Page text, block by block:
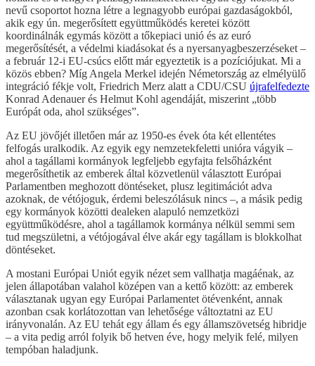
nevű csoportot hozna létre a legnagyobb európai gazdaságokból,
akik egy ún. megerősített együttműködés keretei között
koordinálnák egymás között a tőkepiaci unió és az euró
megerősítését, a védelmi kiadásokat és a nyersanyagbeszerzéseket –
a február 12-i EU-csúcs előtt már egyeztetik is a pozíciójukat. Mi a
közös ebben? Míg Angela Merkel idején Németország az elmélyülő
integráció fékje volt, Friedrich Merz alatt a CDU/CSU újrafelfedezte
Konrad Adenauer és Helmut Kohl agendáját, miszerint „több
Európát oda, ahol szükséges”.
Az EU jövőjét illetően már az 1950-es évek óta két ellentétes
felfogás uralkodik. Az egyik egy nemzetekfeletti unióra vágyik –
ahol a tagállami kormányok legfeljebb egyfajta felsőházként
megerősíthetik az emberek által közvetlenül választott Európai
Parlamentben meghozott döntéseket, plusz legitimációt adva
azoknak, de vétójoguk, érdemi beleszólásuk nincs –, a másik pedig
egy kormányok közötti dealeken alapuló nemzetközi
együttműködésre, ahol a tagállamok kormánya nélkül semmi sem
tud megszületni, a vétójogával élve akár egy tagállam is blokkolhat
döntéseket.
A mostani Európai Uniót egyik nézet sem vallhatja magáénak, az
jelen állapotában valahol középen van a kettő között: az emberek
választanak ugyan egy Európai Parlamentet ötévenként, annak
azonban csak korlátozottan van lehetősége változtatni az EU
irányvonalán. Az EU tehát egy állam és egy államszövetség hibridje
– a vita pedig arról folyik bő hetven éve, hogy melyik felé, milyen
tempóban haladjunk.